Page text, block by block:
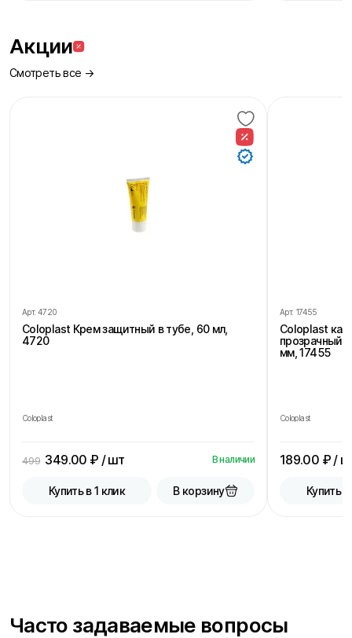
Акции
Смотреть все →
Арт. 4720
Coloplast Крем защитный в тубе, 60 мл,
4720
Coloplast
499 349.00 ₽ / шт В наличии
Купить в 1 клик В корзину
Арт. 17455
Coloplast
прозрачный,
мм, 17455
Coloplast
189.00 ₽ /
Купить в
Часто задаваемые вопросы